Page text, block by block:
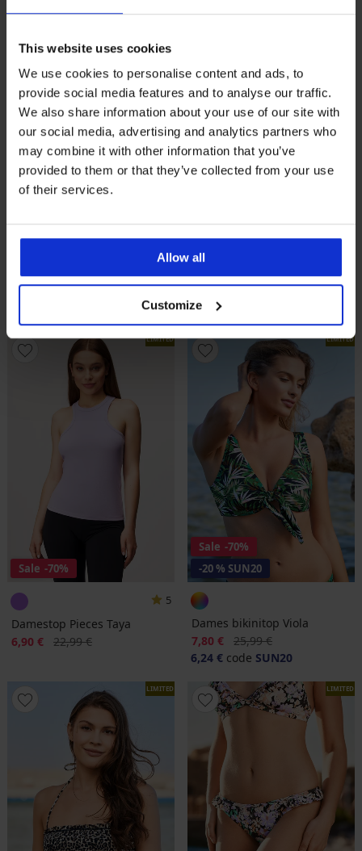
This website uses cookies
We use cookies to personalise content and ads, to
provide social media features and to analyse our traffic.
We also share information about your use of our site with
our social media, advertising and analytics partners who
may combine it with other information that you’ve
provided to them or that they’ve collected from your use
of their services.
Allow all
Customize
5
Dames T-shirt Pieces Rukado
met korte mouw
Dames nachthemd Pieces
Plain
15,99 €
LIMITED
Sale -70%
5
Damestop Pieces Taya
Korting
6,90 € Oorspronkelijke prijs
22,99 €
LIMITED
Sale -70%
-20 % SUN20
Dames bikinitop Viola
Korting
7,80 € Oorspronkelijke prijs
25,99 €
6,24 € code SUN20
LIMITED LIMITED